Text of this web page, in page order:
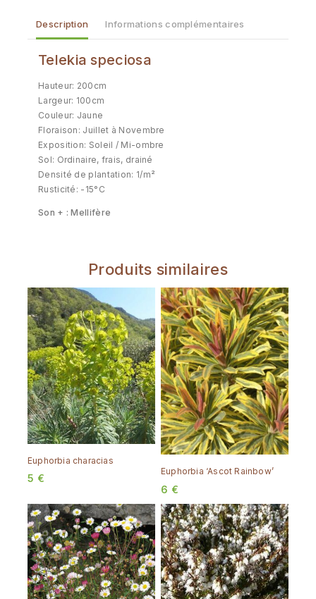
Description Informations complémentaires
Telekia speciosa
Hauteur: 200cm
Largeur: 100cm
Couleur: Jaune
Floraison: Juillet à Novembre
Exposition: Soleil / Mi-ombre
Sol: Ordinaire, frais, drainé
Densité de plantation: 1/m²
Rusticité: -15°C
Son + : Mellifère
Produits similaires
Euphorbia characias
5 €
Euphorbia ‘Ascot Rainbow’
6 €